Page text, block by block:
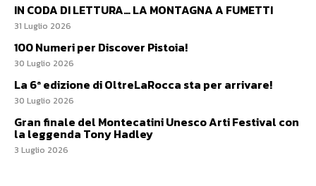
IN CODA DI LETTURA… LA MONTAGNA A FUMETTI
31 Luglio 2026
100 Numeri per Discover Pistoia!
30 Luglio 2026
La 6ª edizione di OltreLaRocca sta per arrivare!
30 Luglio 2026
Gran finale del Montecatini Unesco Arti Festival con
la leggenda Tony Hadley
3 Luglio 2026